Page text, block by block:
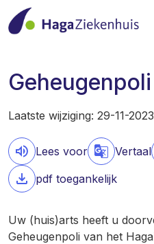
Laatste wijziging: 29-11-
Lees voor Vertaal
pdf toegankelijk
Uw (huis)arts heeft u
Geheugenpoli van het